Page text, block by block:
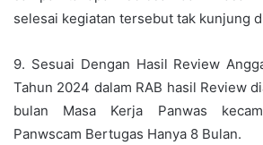
selesai kegiatan tersebut tak kunjung
9. Sesuai Dengan Hasil Review
Tahun 2024 dalam RAB hasil Review
bulan Masa Kerja Panwas
Panwscam Bertugas Hanya 8 Bulan.